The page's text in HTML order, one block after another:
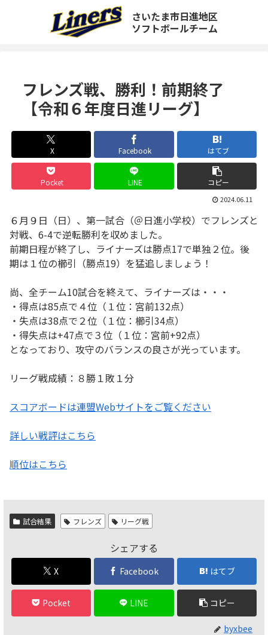
さいたま市日進地区
ソフトボールチーム
フレンズ戦、勝利！前期終了
【令和６年度日進リーグ】
X Facebook はてブ
Pocket LINE コピー
2024.06.11
６月９日（日）、第一試合（＠日進小学校）でフレンズと
対戦、6-4で逆転勝利を収めました。
前期日程が終了し、ライナーズは勝点17で単独２位。後
期は１位の櫛引（勝点19）を猛追しましょう！
尚、全チーム10試合を終えて、ライナーズは・・・
・得点は85点で４位（１位：宮前132点）
・失点は38点で２位（１位：櫛引34点）
・得失点は+47点で３位（１位：宮前+92点）
となっており、攻守のバランスの良さが光っています。
リーグ戦成績：８勝１敗１分
スコアボードは連盟Webサイトをご覧ください
詳しい戦評はこちら
順位はこちら
試合結果 フレンズ リーグ戦
シェアする
X Facebook はてブ
Pocket LINE コピー
byxbee